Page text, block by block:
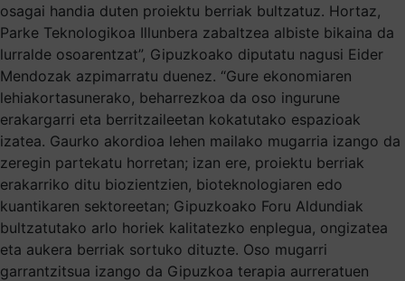
osagai handia duten proiektu berriak bultzatuz. Hortaz,
Parke Teknologikoa Illunbera zabaltzea albiste bikaina da
lurralde osoarentzat”, Gipuzkoako diputatu nagusi Eider
Mendozak azpimarratu duenez. “Gure ekonomiaren
lehiakortasunerako, beharrezkoa da oso ingurune
erakargarri eta berritzaileetan kokatutako espazioak
izatea. Gaurko akordioa lehen mailako mugarria izango da
zeregin partekatu horretan; izan ere, proiektu berriak
erakarriko ditu biozientzien, bioteknologiaren edo
kuantikaren sektoreetan; Gipuzkoako Foru Aldundiak
bultzatutako arlo horiek kalitatezko enplegua, ongizatea
eta aukera berriak sortuko dituzte. Oso mugarri
garrantzitsua izango da Gipuzkoa terapia aurreratuen